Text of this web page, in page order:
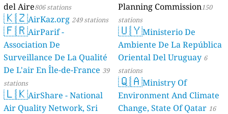
del Aire806 stations
🇰🇿AirKaz.org 249 stations
🇫🇷AirParif -
Association De
Surveillance De La Qualité
De L'air En Île-de-France 39
stations
🇱🇰AirShare - National
Air Quality Network, Sri
Planning Commission150
stations
🇺🇾Ministerio De
Ambiente De La República
Oriental Del Uruguay 6
stations
🇶🇦Ministry Of
Environment And Climate
Change, State Of Qatar 16